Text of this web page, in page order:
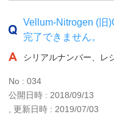
Vellum-Nitrogen (旧
完了できません。
シリアルナンバー、レ
No : 034
公開日時 : 2018/09/13
, 更新日時 : 2019/07/03